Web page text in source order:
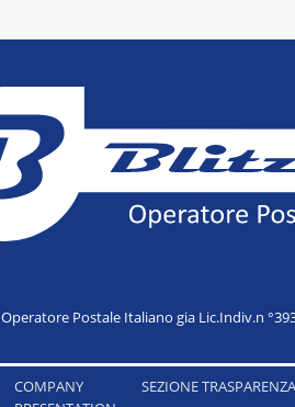
Operatore Postale Italiano gia Lic.Indiv.n
COMPANY
SEZIONE TRASPARENZA